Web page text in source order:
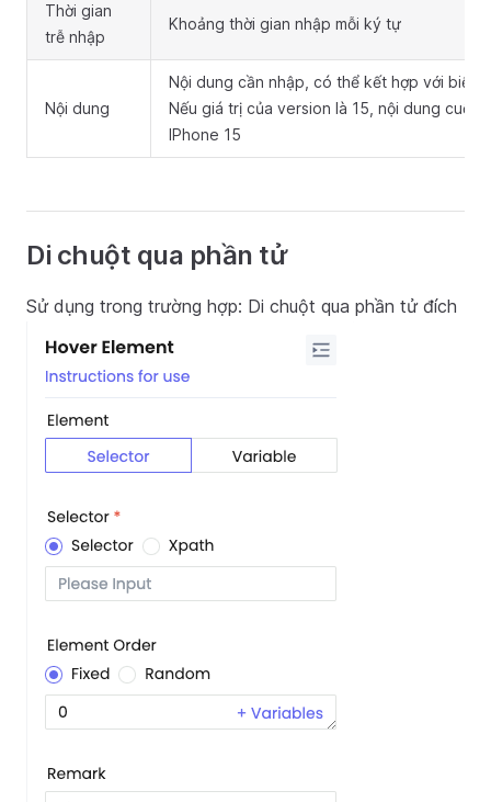
Thời gian
trễ nhập
Khoảng thời gian nhập mỗi ký tự
Nội dung
Nội dung cần nhập, có thể kết hợp với
Nếu giá trị của version là 15, nội dung cuối
IPhone 15
Di chuột qua phần tử
Sử dụng trong trường hợp: Di chuột qua phần tử đích